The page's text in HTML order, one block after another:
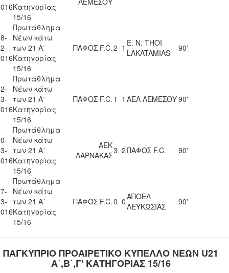
Κατηγορίας
15/16
Πρωτάθλημα
Νέων κάτω
των 21 Α΄
Κατηγορίας
15/16
ΠΑΦΟΣ F.C.2 1 E. N. THOI
LAKATAMIAS
90'
Πρωτάθλημα
Νέων κάτω
των 21 Α΄
Κατηγορίας
15/16
ΠΑΦΟΣ F.C. 1 1 ΑΕΛ ΛΕΜΕΣΟΥ90'
Πρωτάθλημα
Νέων κάτω
των 21 Α΄
Κατηγορίας
15/16
ΑΕΚ
ΛΑΡΝΑΚΑΣ3 2ΠΑΦΟΣ F.C. 90'
Πρωτάθλημα
Νέων κάτω
των 21 Α΄
Κατηγορίας
15/16
ΠΑΦΟΣ F.C.0 0ΑΠΟΕΛ
ΛΕΥΚΩΣΙΑΣ
90'
ΠΑΓΚΥΠΡΙΟ ΠΡΟΑΙΡΕΤΙΚΟ ΚΥΠΕΛΛΟ ΝΕΩΝ U21
Α΄,Β΄,Γ' ΚΑΤΗΓΟΡΙΑΣ 15/16